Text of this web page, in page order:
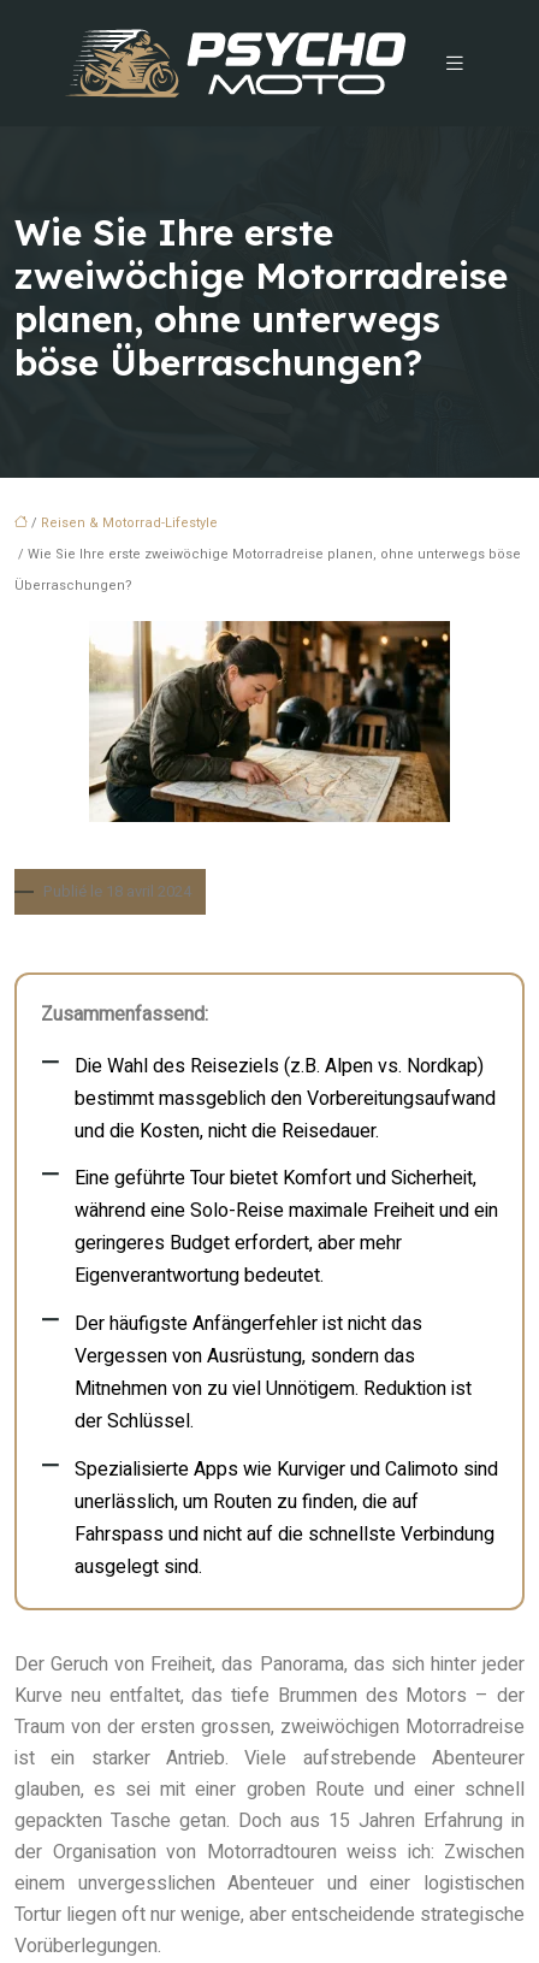
Wie Sie Ihre erste
zweiwöchige Motorradreise
planen, ohne unterwegs
böse Überraschungen?
/ Reisen & Motorrad-Lifestyle
/ Wie Sie Ihre erste zweiwöchige Motorradreise planen, ohne unterwegs böse
Überraschungen?
Publié le 18 avril 2024
Zusammenfassend:
Die Wahl des Reiseziels (z.B. Alpen vs. Nordkap)
bestimmt massgeblich den Vorbereitungsaufwand
und die Kosten, nicht die Reisedauer.
Eine geführte Tour bietet Komfort und Sicherheit,
während eine Solo-Reise maximale Freiheit und ein
geringeres Budget erfordert, aber mehr
Eigenverantwortung bedeutet.
Der häufigste Anfängerfehler ist nicht das
Vergessen von Ausrüstung, sondern das
Mitnehmen von zu viel Unnötigem. Reduktion ist
der Schlüssel.
Spezialisierte Apps wie Kurviger und Calimoto sind
unerlässlich, um Routen zu finden, die auf
Fahrspass und nicht auf die schnellste Verbindung
ausgelegt sind.
Der Geruch von Freiheit, das Panorama, das sich hinter jeder
Kurve neu entfaltet, das tiefe Brummen des Motors – der
Traum von der ersten grossen, zweiwöchigen Motorradreise
ist ein starker Antrieb. Viele aufstrebende Abenteurer
glauben, es sei mit einer groben Route und einer schnell
gepackten Tasche getan. Doch aus 15 Jahren Erfahrung in
der Organisation von Motorradtouren weiss ich: Zwischen
einem unvergesslichen Abenteuer und einer logistischen
Tortur liegen oft nur wenige, aber entscheidende strategische
Vorüberlegungen.